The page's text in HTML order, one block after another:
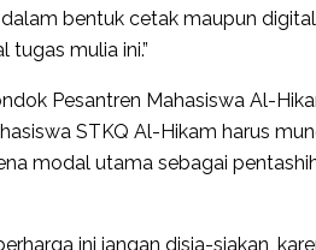
bentuk cetak maupun
mulia ini.”
Pesantren Mahasiswa Al-
STKQ Al-Hikam harus
modal utama sebagai
ini jangan disia-siakan,